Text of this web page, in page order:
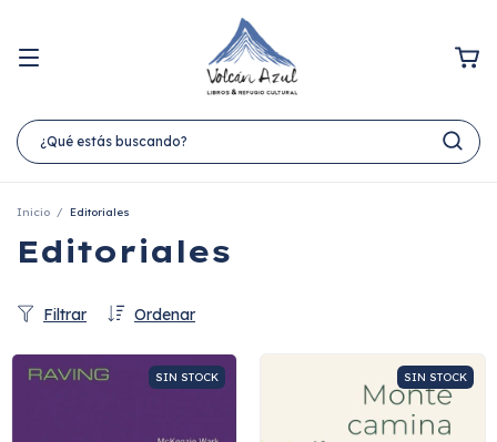
Inicio / Editoriales
Editoriales
Ordenar
Filtrar
SIN STOCK SIN STOCK